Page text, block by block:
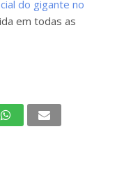
do gigante no
em todas as